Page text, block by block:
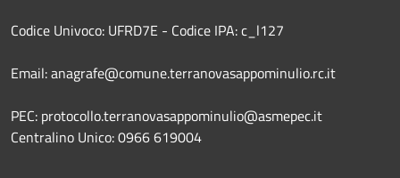
Codice Univoco: UFRD7E - Codice IPA: c_l127
Email: anagrafe@comune.terranovasappominulio.rc.it
PEC: protocollo.terranovasappominulio@asmepec.it
Centralino Unico: 0966 619004